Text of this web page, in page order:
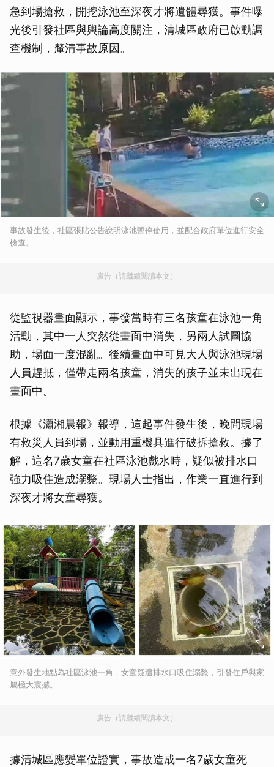
急到場搶救，開挖泳池至深夜才將遺體尋獲。事件曝
光後引發社區與輿論高度關注，清城區政府已啟動調
查機制，釐清事故原因。
事故發生後，社區張貼公告說明泳池暫停使用，並配合政府單位進行安全
檢查。
廣告（請繼續閱讀本文）
從監視器畫面顯示，事發當時有三名孩童在泳池一角
活動，其中一人突然從畫面中消失，另兩人試圖協
助，場面一度混亂。後續畫面中可見大人與泳池現場
人員趕抵，僅帶走兩名孩童，消失的孩子並未出現在
畫面中。
根據《瀟湘晨報》報導，這起事件發生後，晚間現場
有救災人員到場，並動用重機具進行破拆搶救。據了
解，這名7歲女童在社區泳池戲水時，疑似被排水口
強力吸住造成溺斃。現場人士指出，作業一直進行到
深夜才將女童尋獲。
意外發生地點為社區泳池一角，女童疑遭排水口吸住溺斃，引發住戶與家
屬極大震撼。
廣告（請繼續閱讀本文）
據清城區應變單位證實，事故造成一名7歲女童死